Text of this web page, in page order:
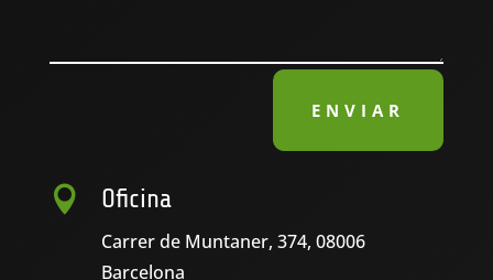
ENVIAR
 Oficina
Carrer de Muntaner, 374, 08006
Barcelona